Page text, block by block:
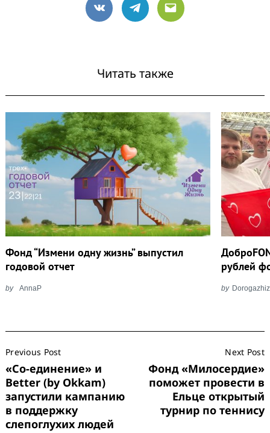
VK Telegram
Email
Читать также
Фонд “Измени одну жизнь” выпустил
годовой отчет
by AnnaP
рублей
by
Navigation
Previous Post
«Со-единение» и
Better (by Okkam)
запустили кампанию
в поддержку
слепоглухих людей
Next Post
Фонд «Милосердие»
поможет провести в
Ельце открытый
турнир по теннису